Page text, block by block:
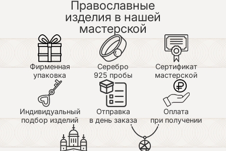
Ношу две недели и каждый день разглядываю и
восхищаюсь!!! Спасибо большое! Недостатки: не
замечено Обязательно закажу еще несколько
различных именных в подарок!
Дмитрий
29.06.2026
Заказал супруге в подарок, не пожалел ни сколько
.Очень качественная проработка деталей, в
реальности выглядит намного красивее. Спасибо
мастерам за такую красоту! Отдельное спасибо
менеджеру Галине .
Православные
изделия в нашей
мастерской
Фирменная
упаковка
Серебро
925 пробы
Сертификат
мастерской
Индивидуальный
подбор изделий
Отправка
в день заказа
Оплата
при получении